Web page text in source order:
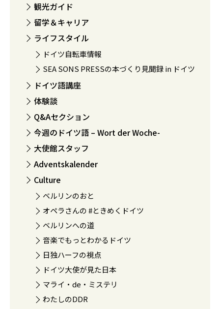
観光ガイド
留学＆キャリア
ライフスタイル
ドイツ自転車情報
SEA SONS PRESSの本づくり見聞録 in ドイツ
ドイツ語講座
体験談
Q&Aセクション
今週のドイツ語 – Wort der Woche-
大使館スタッフ
Adventskalender
Culture
ベルリンのおと
オペラさんの #ときめくドイツ
ベルリンへの道
音楽でもっとわかるドイツ
日独ハーフの視点
ドイツ大使が見た日本
マライ・de・ミステリ
わたしのDDR